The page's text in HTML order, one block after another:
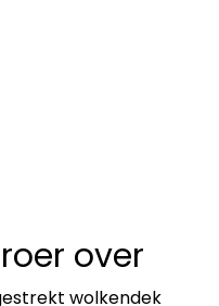
over
wolkendek